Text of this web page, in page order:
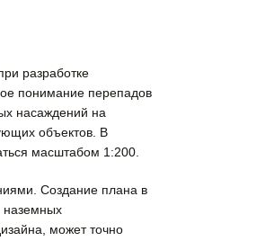
разработке
понимание перепадов
насаждений на
объектов. В
масштабом 1:200.
Создание плана в
наземных
может точно